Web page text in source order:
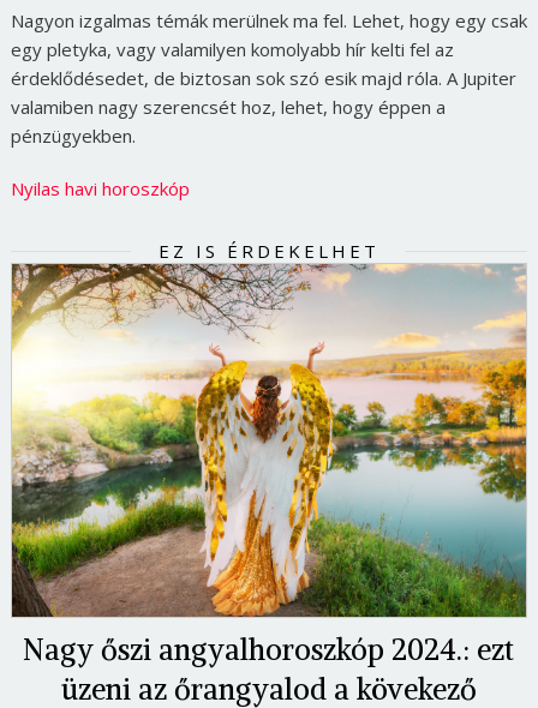
Nagyon izgalmas témák merülnek ma fel. Lehet, hogy egy csak
egy pletyka, vagy valamilyen komolyabb hír kelti fel az
érdeklődésedet, de biztosan sok szó esik majd róla. A Jupiter
valamiben nagy szerencsét hoz, lehet, hogy éppen a
pénzügyekben.
Nyilas havi horoszkóp
EZ IS ÉRDEKELHET
Nagy őszi angyalhoroszkóp 2024.: ezt
üzeni az őrangyalod a kövekező